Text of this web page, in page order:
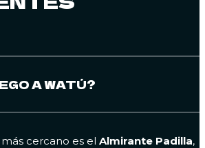
A WATÚ?
cercano es elAlmirante Padilla,